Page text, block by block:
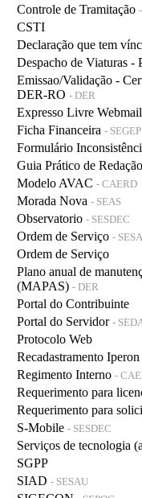
Controle de Tramitação
CSTI
Declaração que tem
Despacho de Viaturas -
Emissao/Validação -
DER-RO - DER
Expresso Livre Webmail
Ficha Financeira - SEGEP
Formulário
Guia Prático de
Modelo AVAC - CAERD
Morada Nova - SEAS
Observatorio - SESDEC
Ordem de Serviço -
Ordem de Serviço
Plano anual de
(MAPAS) - DER
Portal do Contribuinte
Portal do Servidor -
Protocolo Web
Recadastramento Iperon
Regimento Interno -
Requerimento para
Requerimento para
S-Mobile - SESDEC
Serviços de tecnologia
SGPP
SIAD - SESAU